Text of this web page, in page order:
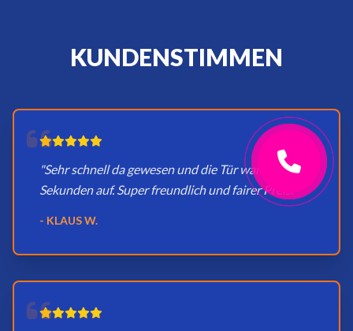
KUNDENSTIMMEN
"Sehr schnell da gewesen und die Tür war in
Sekunden auf. Super freundlich und fairer Preis."
- KLAUS W.